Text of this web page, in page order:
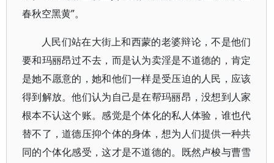
春秋空黑黄”。
人民们站在大街上和西蒙的老婆辩论，不是他们
要和玛丽昂过不去，而是认为卖淫是不道德的，肯定
是她不愿意的，她和他们一样是受压迫的人民，应该
得到解放。他们认为自己是在帮玛丽昂，没想到人家
根本不认这个账。感觉是个体化的私人体验，谁也代
替不了，道德压抑个体的身体，想为人们提供一种共
同的个体化感受，这才是不道德的。既然卢梭与曹雪